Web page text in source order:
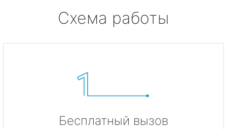
Схема работы
Бесплатный вызов